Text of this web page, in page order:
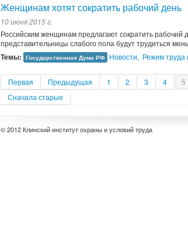
Женщинам хотят сократить рабочий день
10 июня 2015 г.
Российским женщинам предлагают сократить
представительницы слабого пола будут трудиться
Темы: Государственная Дума РФ Новости, Режим труда
Первая Предыдущая 1 2 3 4 5
Сначала старые
© 2012 Клинский институт охраны и условий труда